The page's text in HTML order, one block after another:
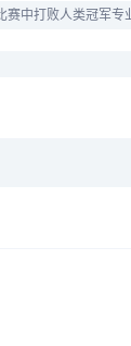
赛中打败人类冠军专